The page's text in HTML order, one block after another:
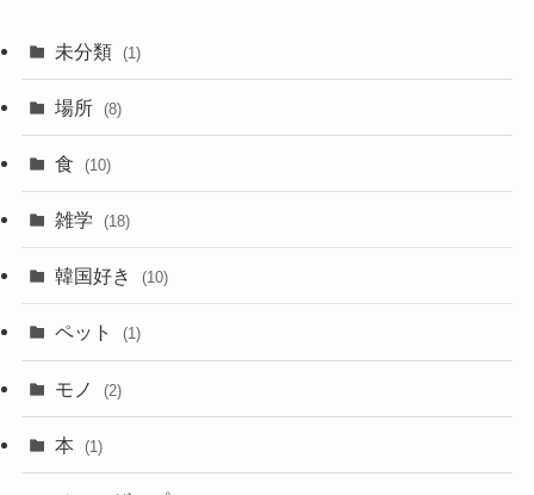
未分類 (1)
場所 (8)
食 (10)
雑学 (18)
韓国好き (10)
ペット (1)
モノ (2)
本 (1)